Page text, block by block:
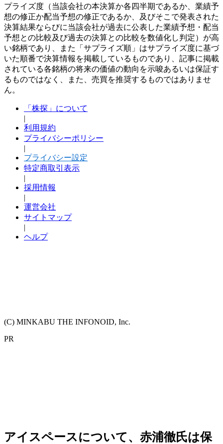
プライズ度（当該会社の本決算か各四半期であるか、業績予
想の修正か配当予想の修正であるか、及びそこで発表された
決算結果ならびに当該会社が過去に公表した業績予想・配当
予想との比較及び過去の決算との比較を数値化し判定）が高
い銘柄であり、また「サプライズ順」はサプライズ度に基づ
いた順番で決算情報を掲載しているものであり、記事に掲載
されている各銘柄の将来の価値の動向を示唆あるいは保証す
るものではなく、また、売買を推奨するものではありませ
ん。
「株探」について
|
利用規約
プライバシーポリシー
|
プライバシー設定
特定商取引表示
|
採用情報
|
運営会社
サイトマップ
|
ヘルプ
(C) MINKABU THE INFONOID, Inc.
PR
アイスペースについて、赤浦徹氏は保